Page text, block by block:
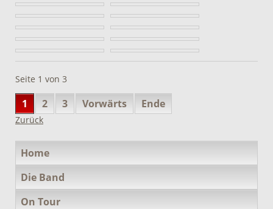
Seite 1 von 3
1 2 3 Vorwärts Ende
Zurück
überspringen
Home
Die Band
On Tour